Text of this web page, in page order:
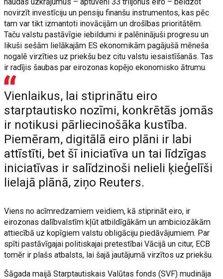
novirzīt investīciju un pensiju finanšu instrumentos, kas pēc
tam var tikt izmantoti inovācijām un drošības prioritātēm.
Taču valstu pastāvīgie iebildumi ir palēninājuši progresu un
likuši sešām lielākajām ES ekonomikām pagājušā mēneša
nogalē virzīties uz priekšu bez citu valstu iesaistīšanās. Tas
ir radījis šaubas par eirozonas kopējo ekonomisko ātrumu.
Vienlaikus, lai stiprinātu eiro
starptautisko nozīmi, konkrētās jomās
ir notikusi pārliecinošāka kustība.
Piemēram, digitālā eiro plāni ir labi
attīstīti, bet šī iniciatīva un tai līdzīgas
iniciatīvas ir salīdzinoši nelieli ķieģelīši
lielajā plānā, ziņo Reuters.
Viens no acīmredzamiem veidiem, kā stiprināt eiro, ir
eirozonas dalībvalstīm kļūt atbildīgākām un ambiciozākām
attiecībā uz kopīgiem valstu obligāciju piedāvājumiem. Par
spīti pastāvīgajai politiskajai pretestībai Vācijā un citur, ECB
tomēr ir plašs atbalsts, lai šajā jautājumā virzītos uz priekšu.
Šāgada maijā Starptautiskais Valūtas fonds (SVF) mudināja